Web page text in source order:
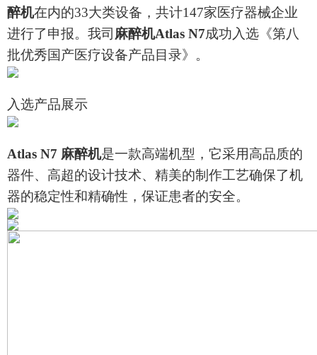
醉机在内的33大类设备，共计147家医疗器械企业
进行了申报。我司 麻醉机Atlas N7成功入选《第八
批优秀国产医疗设备产品目录》。
入选产品展示
Atlas N7 麻醉机是一款高端机型，它采用高品质的
器件、高超的设计技术、精美的制作工艺确保了机
器的稳定性和精确性，保证患者的安全。